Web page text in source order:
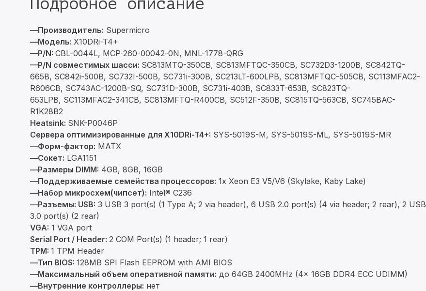
Подробное описание
—Производитель: Supermicro
—Модель: X10DRi-T4+
—P/N: CBL-0044L, MCP-260-00042-0N, MNL-1778-QRG
—P/N совместимых шасси: SC813MTQ-350CB, SC813MFTQC-350CB, SC732D3-1200B, SC842TQ-
665B, SC842i-500B, SC732I-500B, SC731i-300B, SC213LT-600LPB, SC813MFTQC-505CB, SC113MFAC2-
R606CB, SC743AC-1200B-SQ, SC731D-300B, SC731i-403B, SC833T-653B, SC823TQ-
653LPB, SC113MFAC2-341CB, SC813MFTQ-R400CB, SC512F-350B, SC815TQ-563CB, SC745BAC-
R1K28B2
Heatsink: SNK-P0046P
Сервера оптимизированные для X10DRi-T4+: SYS-5019S-M, SYS-5019S-ML, SYS-5019S-MR
—Форм-фактор: MATX
—Сокет: LGA1151
—Размеры DIMM: 4GB, 8GB, 16GB
—Поддерживаемые семейства процессоров: 1х Xeon E3 V5/V6 (Skylake, Kaby Lake)
—Набор микросхем(чипсет): Intel® C236
—Разъемы: USB: 3 USB 3 port(s) (1 Type A; 2 via header), 6 USB 2.0 port(s) (4 via header; 2 rear), 2 USB
3.0 port(s) (2 rear)
VGA: 1 VGA port
Serial Port / Header: 2 COM Port(s) (1 header; 1 rear)
TPM: 1 TPM Header
—Тип BIOS: 128MB SPI Flash EEPROM with AMI BIOS
—Максимальный объем оперативной памяти: до 64GB 2400MHz (4x 16GB DDR4 ECC UDIMM)
—Внутренние контроллеры: нет